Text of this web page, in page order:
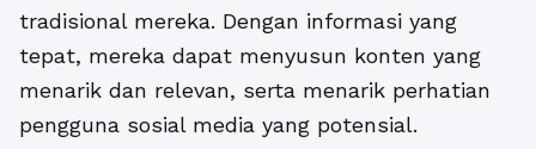
tradisional mereka. Dengan informasi yang
tepat, mereka dapat menyusun konten yang
menarik dan relevan, serta menarik perhatian
pengguna sosial media yang potensial.